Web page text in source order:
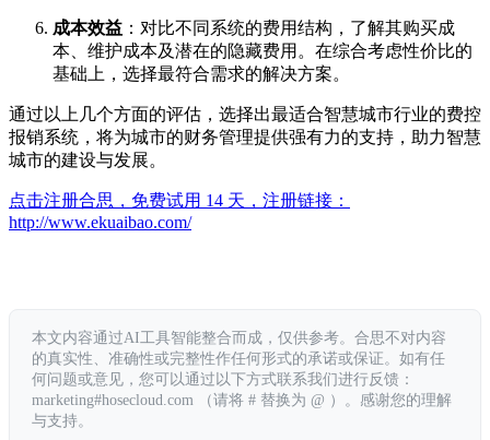
成本效益 ：对比不同系统的费用结构，了解其购买成
本、维护成本及潜在的隐藏费用。在综合考虑性价比的
基础上，选择最符合需求的解决方案。
通过以上几个方面的评估，选择出最适合智慧城市行业的费控
报销系统，将为城市的财务管理提供强有力的支持，助力智慧
城市的建设与发展。
点击注册合思，免费试用 14 天，注册链接：
http://www.ekuaibao.com/
本文内容通过AI工具智能整合而成，仅供参考。合思不对内容
的真实性、准确性或完整性作任何形式的承诺或保证。如有任
何问题或意见，您可以通过以下方式联系我们进行反馈：
marketing#hosecloud.com （请将 # 替换为 @ ）。感谢您的理解
与支持。